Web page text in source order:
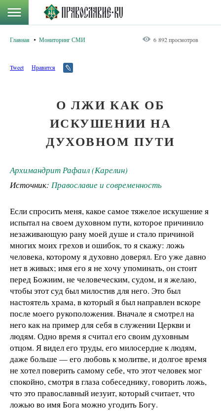
Главная Мониторинг СМИ 6 892 просмотров
Tweet Нравится
О ЛЖИ КАК ОБ
ИСКУШЕНИИ НА
ДУХОВНОМ ПУТИ
Архимандрит Рафаил (Карелин)
Источник: Православие и современность
Если спросить меня, какое самое тяжелое искушение я
испытал на своем духовном пути, которое причинило
незаживающую рану моей душе и стало причиной
многих моих грехов и ошибок, то я скажу: ложь
человека, которому я духовно доверял. Его уже давно
нет в живых; имя его я не хочу упоминать, он стоит
перед Божиим, не человеческим, судом, и я желаю,
чтобы этот суд был милостив для него. Это был
настоятель храма, в который я был направлен вскоре
после моего рукоположения. Вначале я смотрел на
него как на пример для себя в служении Церкви и
людям. Одно время я считал его своим духовным
отцом. Я видел его труды, его милосердие к людям,
даже больше — его любовь к молитве, и долгое время
не хотел поверить самому себе, что этот человек мог
спокойно, смотря в глаза собеседнику, говорить ложь,
что это православный иезуит, который считает, что
ложью во имя Бога можно угодить Богу.